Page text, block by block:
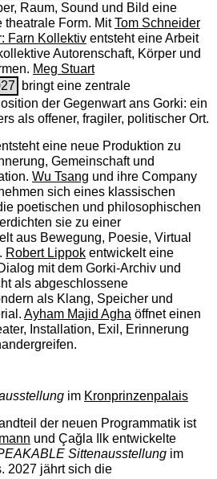
Raum, Sound und Bild eine
theatrale Form. MitTom Schneider
Farn Kollektiventsteht eine Arbeit
Autorenschaft, Körper und
Meg Stuart
bringt eine zentrale
der Gegenwart ans Gorki: ein
als offener, fragiler, politischer Ort.
eine neue Produktion zu
Gemeinschaft und
Wu Tsang und ihre Company
sich eines klassischen
poetischen und philosophischen
sie zu einer
aus Bewegung, Poesie, Virtual
Robert Lippokentwickelt eine
mit dem Gorki-Archiv und
als abgeschlossene
als Klang, Speicher und
Ayham Majid Aghaöffnet einen
Installation, Exil, Erinnerung
im Kronprinzenpalais
der neuen Programmatik ist
und Çağla Ilk entwickelte
Sittenausstellungim
2027 jährt sich die